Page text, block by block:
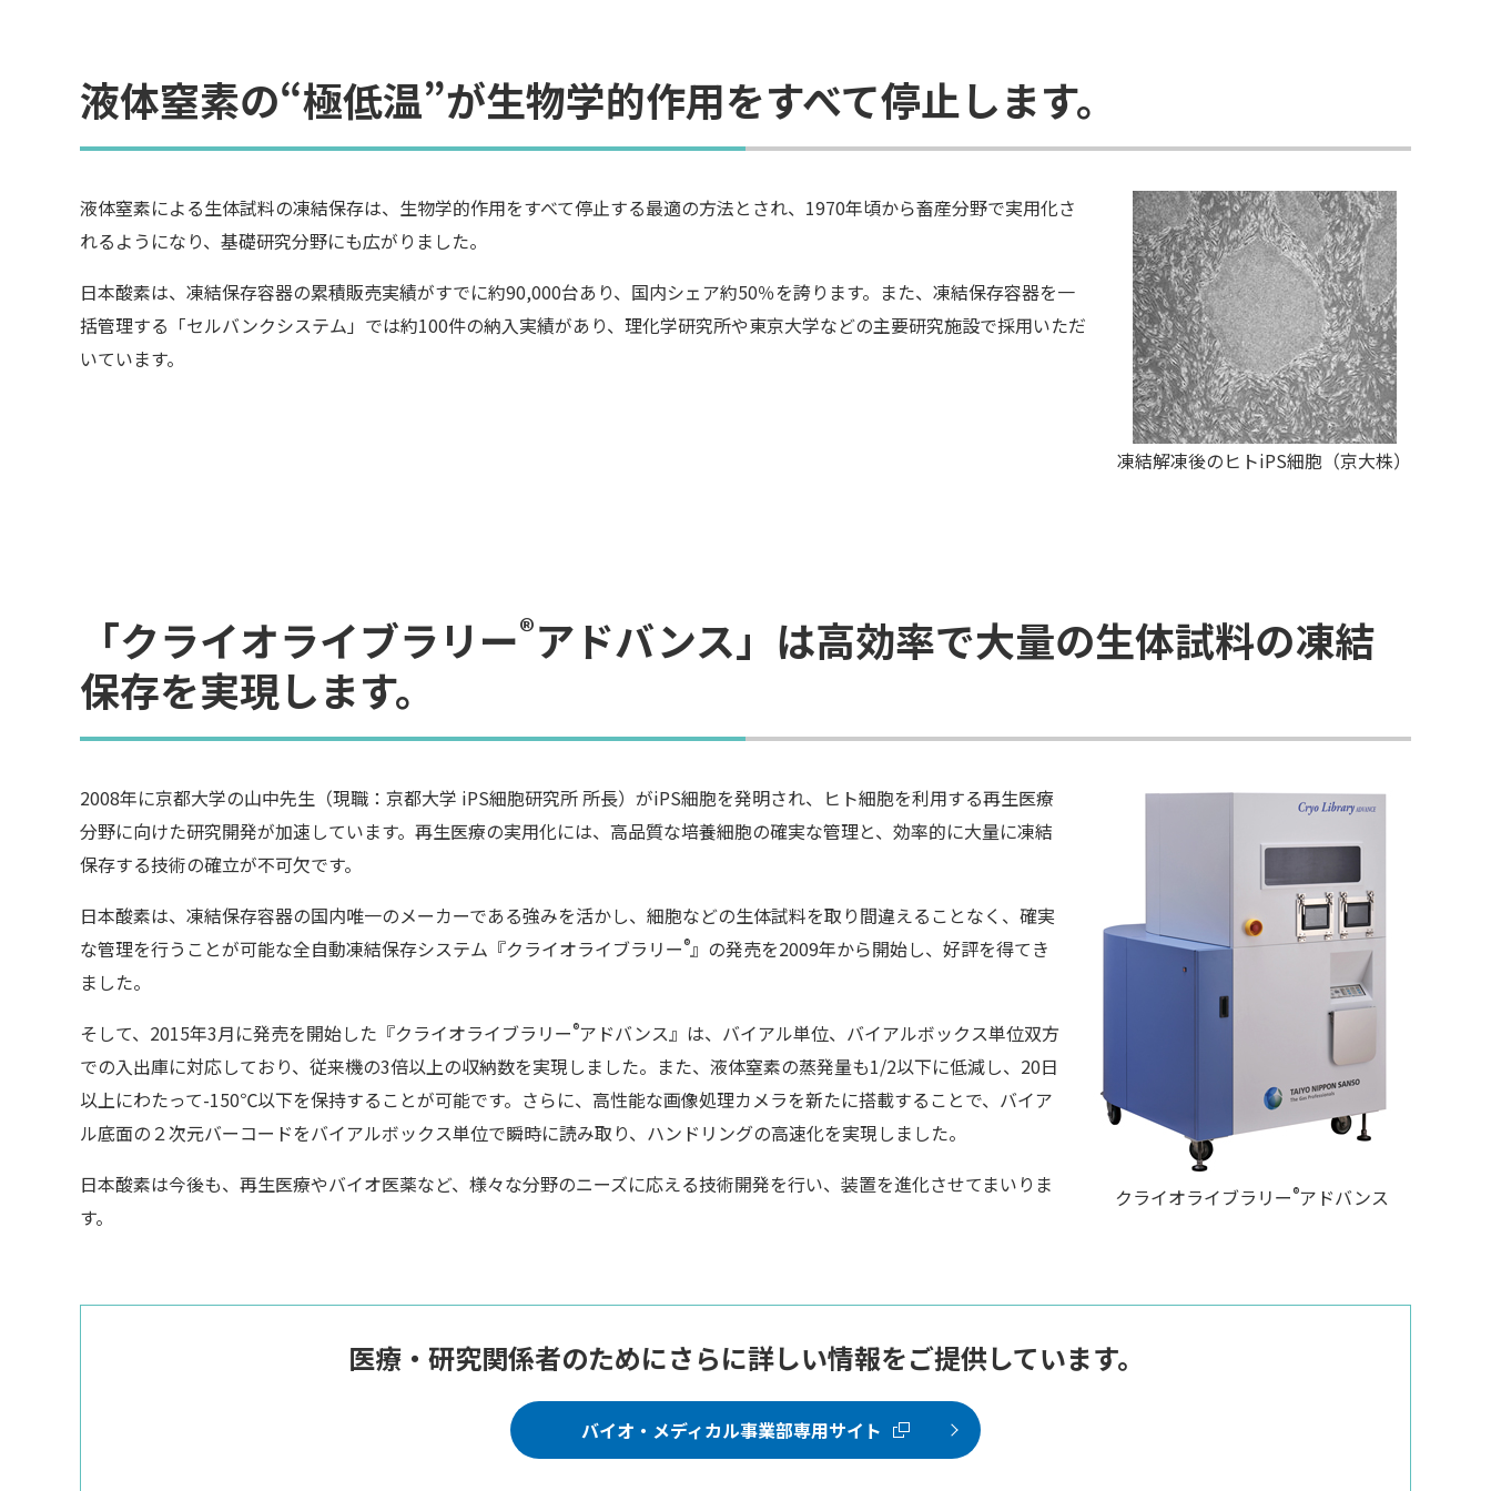
液体窒素の“極低温”が生物学的作用をすべて停止します。
凍結解凍後のヒトiPS細胞（京大株）
液体窒素による生体試料の凍結保存は、生物学的作用をすべて停止する最適の方法とされ、1970年頃から畜産分野で実用化さ
れるようになり、基礎研究分野にも広がりました。
日本酸素は、凍結保存容器の累積販売実績がすでに約90,000台あり、国内シェア約50％を誇ります。また、凍結保存容器を一
括管理する「セルバンクシステム」では約100件の納入実績があり、理化学研究所や東京大学などの主要研究施設で採用いただ
いています。
「クライオライブラリー®アドバンス」は高効率で大量の生体試料の凍結
保存を実現します。
クライオライブラリー®アドバンス
2008年に京都大学の山中先生（現職：京都大学 iPS細胞研究所 所長）がiPS細胞を発明され、ヒト細胞を利用する再生医療
分野に向けた研究開発が加速しています。再生医療の実用化には、高品質な培養細胞の確実な管理と、効率的に大量に凍結
保存する技術の確立が不可欠です。
日本酸素は、凍結保存容器の国内唯一のメーカーである強みを活かし、細胞などの生体試料を取り間違えることなく、確実
な管理を行うことが可能な全自動凍結保存システム『クライオライブラリー®』の発売を2009年から開始し、好評を得てき
ました。
そして、2015年3月に発売を開始した『クライオライブラリー®アドバンス』は、バイアル単位、バイアルボックス単位双方
での入出庫に対応しており、従来機の3倍以上の収納数を実現しました。また、液体窒素の蒸発量も1/2以下に低減し、20日
以上にわたって-150℃以下を保持することが可能です。さらに、高性能な画像処理カメラを新たに搭載することで、バイア
ル底面の２次元バーコードをバイアルボックス単位で瞬時に読み取り、ハンドリングの高速化を実現しました。
日本酸素は今後も、再生医療やバイオ医薬など、様々な分野のニーズに応える技術開発を行い、装置を進化させてまいりま
す。
医療・研究関係者のためにさらに詳しい情報をご提供しています。
バイオ・メディカル事業部専用サイト